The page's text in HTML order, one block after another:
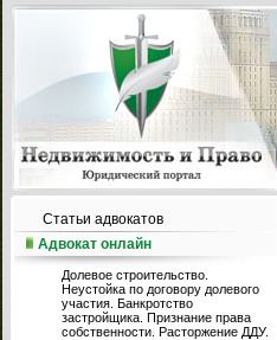
Статьи адвокатов
Адвокат онлайн
Долевое строительство.
Неустойка по договору долевого
участия. Банкротство
застройщика. Признание права
собственности. Расторжение ДДУ.